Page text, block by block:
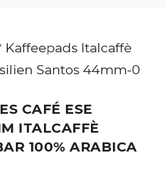
CAFÉ ESE
ITALCAFFÈ
100% ARABICA